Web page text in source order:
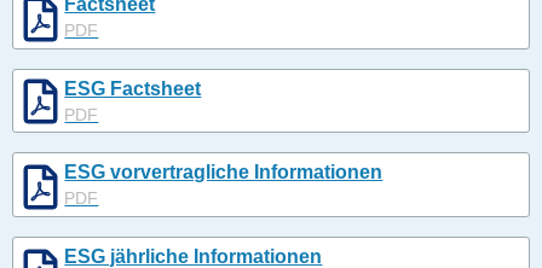
Factsheet
PDF
ESG Factsheet
PDF
ESG vorvertragliche Informationen
PDF
ESG jährliche Informationen